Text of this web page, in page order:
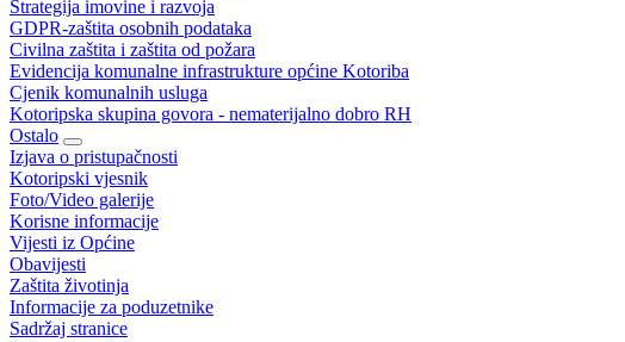
Strategija imovine i razvoja
GDPR-zaštita osobnih podataka
Civilna zaštita i zaštita od požara
Evidencija komunalne infrastrukture općine Kotoriba
Cjenik komunalnih usluga
Kotoripska skupina govora - nematerijalno dobro RH
Ostalo
Izjava o pristupačnosti
Kotoripski vjesnik
Foto/Video galerije
Korisne informacije
Vijesti iz Općine
Obavijesti
Zaštita životinja
Informacije za poduzetnike
Sadržaj stranice